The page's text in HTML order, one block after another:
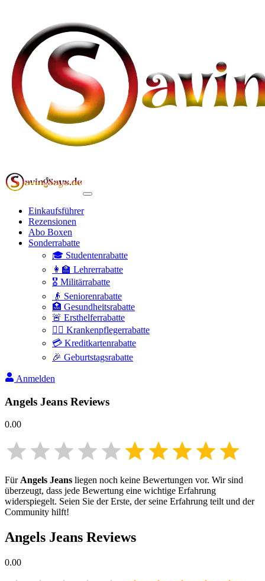
Einkaufsführer
Rezensionen
Abo Boxen
Sonderrabatte
🎓 Studentenrabatte
👩‍🏫 Lehrerrabatte
🎖️ Militärrabatte
👴 Seniorenrabatte
🏥 Gesundheitsrabatte
🚨 Ersthelferrabatte
👩‍⚕️ Krankenpflegerrabatte
💳 Kreditkartenrabatte
🎉 Geburtstagsrabatte
Anmelden
Angels Jeans Reviews
0.00
FürAngels Jeans liegen noch keine Bewertungen vor. Wir sind
überzeugt, dass jede Bewertung eine wichtige Erfahrung
widerspiegelt. Seien Sie der Erste, der seine Erfahrung teilt und der
Community hilft!
Angels Jeans Reviews
0.00